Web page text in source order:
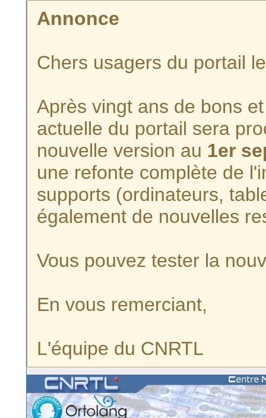
Annonce
Chers usagers du portail
Après vingt ans de bons
actuelle du portail sera
nouvelle version au 1er
une refonte complète de
supports (ordinateurs,
également de nouvelles
Vous pouvez tester la
En vous remerciant,
L'équipe du CNRTL